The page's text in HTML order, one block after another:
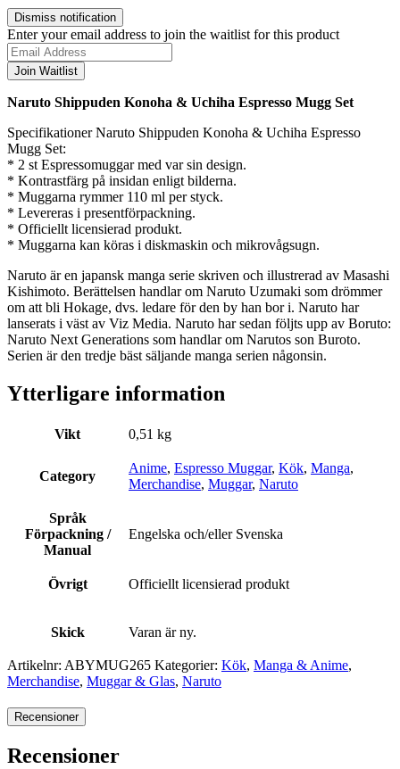
Dismiss notification
Enter your email address to join the waitlist for this product
Join Waitlist
Naruto Shippuden Konoha & Uchiha Espresso Mugg Set
Specifikationer Naruto Shippuden Konoha & Uchiha Espresso
Mugg Set:
* 2 st Espressomuggar med var sin design.
* Kontrastfärg på insidan enligt bilderna.
* Muggarna rymmer 110 ml per styck.
* Levereras i presentförpackning.
* Officiellt licensierad produkt.
* Muggarna kan köras i diskmaskin och mikrovågsugn.
Naruto är en japansk manga serie skriven och illustrerad av Masashi
Kishimoto. Berättelsen handlar om Naruto Uzumaki som drömmer
om att bli Hokage, dvs. ledare för den by han bor i. Naruto har
lanserats i väst av Viz Media. Naruto har sedan följts upp av Boruto:
Naruto Next Generations som handlar om Narutos son Buroto.
Serien är den tredje bäst säljande manga serien någonsin.
Ytterligare information
Vikt 0,51 kg
Category
Anime, Espresso Muggar, Kök, Manga,
Merchandise, Muggar, Naruto
Språk
Förpackning /
Manual
Engelska och/eller Svenska
Övrigt Officiellt licensierad produkt
Skick Varan är ny.
Artikelnr: ABYMUG265 Kategorier: Kök, Manga & Anime,
Merchandise, Muggar & Glas, Naruto
Recensioner
Recensioner